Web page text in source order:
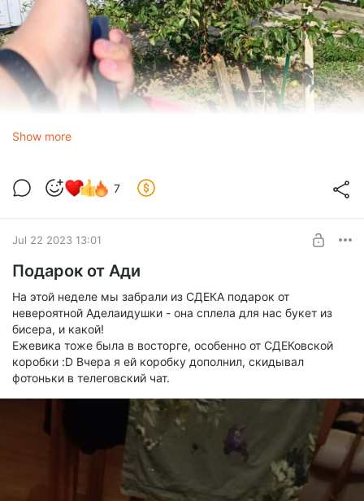
Show more
7
Jul 22 2023 13:01
Подарок от Ади
На этой неделе мы забрали из СДЕКА подарок от
невероятной Аделаидушки - она сплела для нас букет из
бисера, и какой!
Ежевика тоже была в восторге, особенно от СДЕКовской
коробки :D Вчера я ей коробку дополнил, скидывал
фотоньки в телеговский чат.